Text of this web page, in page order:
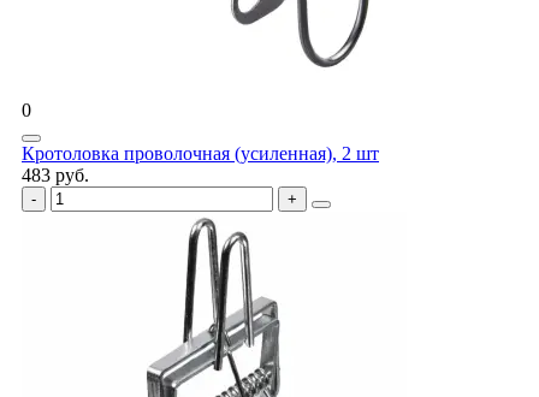
0
Кротоловка проволочная (усиленная), 2 шт
483 руб.